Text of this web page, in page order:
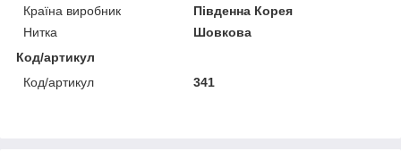
Країна виробник
Південна Корея
Нитка
Шовкова
Код/артикул
Код/артикул
341